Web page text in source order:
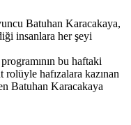
Batuhan Karacakaya,
insanlara her şeyi
bu haftaki
hafızalara kazınan
Batuhan Karacakaya